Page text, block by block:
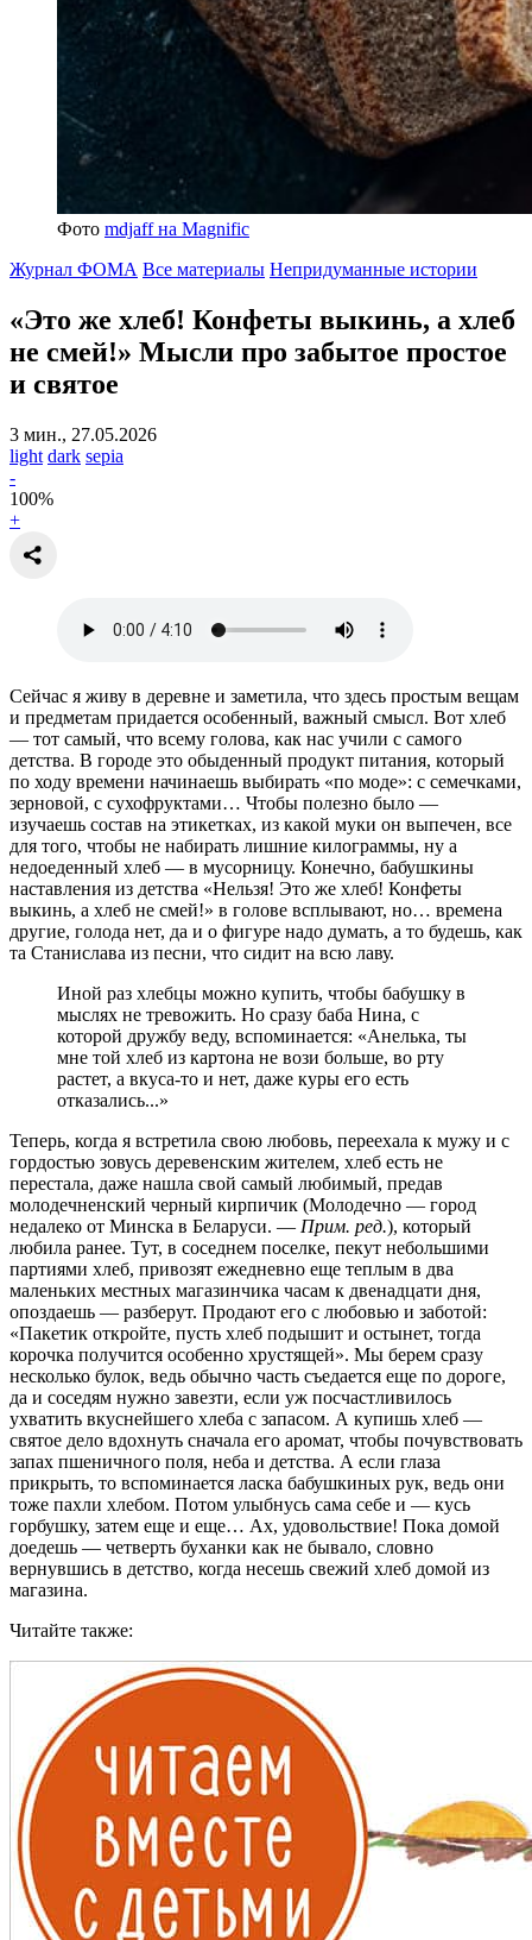
Фото mdjaff на Magnific
Журнал ФОМА Все материалы Непридуманные истории
«Это же хлеб! Конфеты выкинь, а хлеб
не смей!» Мысли про забытое простое
и святое
3 мин., 27.05.2026
light dark sepia
-
100%
+
Сейчас я живу в деревне и заметила, что здесь простым вещам
и предметам придается особенный, важный смысл. Вот хлеб
— тот самый, что всему голова, как нас учили с самого
детства. В городе это обыденный продукт питания, который
по ходу времени начинаешь выбирать «по моде»: с семечками,
зерновой, с сухофруктами… Чтобы полезно было —
изучаешь состав на этикетках, из какой муки он выпечен, все
для того, чтобы не набирать лишние килограммы, ну а
недоеденный хлеб — в мусорницу. Конечно, бабушкины
наставления из детства «Нельзя! Это же хлеб! Конфеты
выкинь, а хлеб не смей!» в голове всплывают, но… времена
другие, голода нет, да и о фигуре надо думать, а то будешь, как
та Станислава из песни, что сидит на всю лаву.
Иной раз хлебцы можно купить, чтобы бабушку в
мыслях не тревожить. Но сразу баба Нина, с
которой дружбу веду, вспоминается: «Анелька, ты
мне той хлеб из картона не вози больше, во рту
растет, а вкуса-то и нет, даже куры его есть
отказались...»
Теперь, когда я встретила свою любовь, переехала к мужу и с
гордостью зовусь деревенским жителем, хлеб есть не
перестала, даже нашла свой самый любимый, предав
молодечненский черный кирпичик (Молодечно ― город
недалеко от Минска в Беларуси. ― Прим. ред.), который
любила ранее. Тут, в соседнем поселке, пекут небольшими
партиями хлеб, привозят ежедневно еще теплым в два
маленьких местных магазинчика часам к двенадцати дня,
опоздаешь — разберут. Продают его с любовью и заботой:
«Пакетик откройте, пусть хлеб подышит и остынет, тогда
корочка получится особенно хрустящей». Мы берем сразу
несколько булок, ведь обычно часть съедается еще по дороге,
да и соседям нужно завезти, если уж посчастливилось
ухватить вкуснейшего хлеба с запасом. А купишь хлеб —
святое дело вдохнуть сначала его аромат, чтобы почувствовать
запах пшеничного поля, неба и детства. А если глаза
прикрыть, то вспоминается ласка бабушкиных рук, ведь они
тоже пахли хлебом. Потом улыбнусь сама себе и — кусь
горбушку, затем еще и еще… Ах, удовольствие! Пока домой
доедешь — четверть буханки как не бывало, словно
вернувшись в детство, когда несешь свежий хлеб домой из
магазина.
Читайте также: